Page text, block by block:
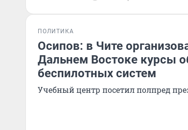
ПОЛИТИКА
Осипов: в Чите
Дальнем Востоке курсы
беспилотных систем
Учебный центр посетил полпред